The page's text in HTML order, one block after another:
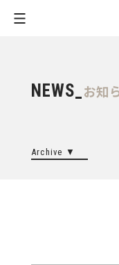
NEWS_ お知
Archive ▼